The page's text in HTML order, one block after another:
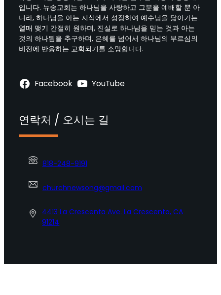
입니다. 뉴송교회는 하나님을 사랑하고 그분을 예배할 뿐 아
니라, 하나님을 아는 지식에서 성장하여 예수님을 닮아가는
열매 맺기 간절히 원하며, 진실로 하나님을 믿는 것과 아는
것의 하나됨을 추구하며, 은혜를 넘어서 하나님의 부르심의
비전에 반응하는 교회되기를 소망합니다.
Facebook YouTube
연락처 / 오시는 길
818-248-9191
churchnewsong@gmail.com
4413 La Crescenta Ave. La Crescenta, CA
91214